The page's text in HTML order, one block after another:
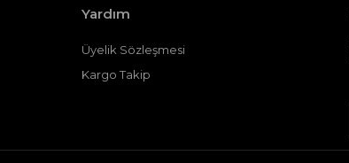
Yardım
Üyelik Sözleşmesi
Kargo Takip